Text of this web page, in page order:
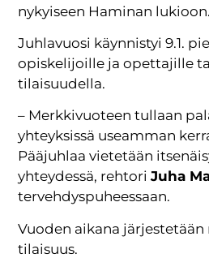
nykyiseen Haminan lukioon.
Juhlavuosi käynnistyi 9.1.
opiskelijoille ja opettajille
tilaisuudella.
– Merkkivuoteen tullaan
yhteyksissä useamman
Pääjuhlaa vietetään
yhteydessä, rehtoriJuha
tervehdyspuheessaan.
Vuoden aikana järjestetään
tilaisuus.